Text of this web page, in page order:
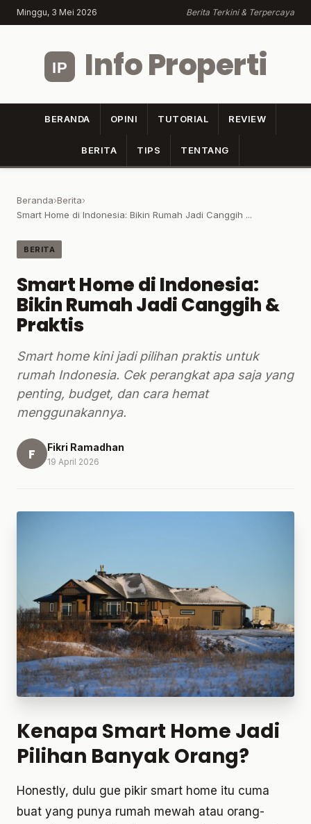
Minggu, 3 Mei 2026 Berita Terkini & Terpercaya
Info Properti
BERANDA OPINI TUTORIAL REVIEW
BERITA TIPS TENTANG
Beranda›Berita›
Smart Home di Indonesia: Bikin Rumah Jadi Canggih ...
BERITA
Smart Home di Indonesia:
Bikin Rumah Jadi Canggih &
Praktis
Smart home kini jadi pilihan praktis untuk
rumah Indonesia. Cek perangkat apa saja yang
penting, budget, dan cara hemat
menggunakannya.
F Fikri Ramadhan
19 April 2026
Kenapa Smart Home Jadi
Pilihan Banyak Orang?
Honestly, dulu gue pikir smart home itu cuma
buat yang punya rumah mewah atau orang-